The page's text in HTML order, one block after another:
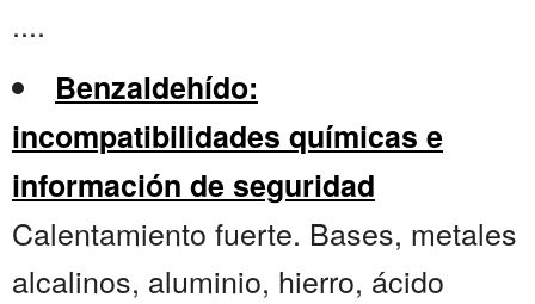
....
Benzaldehído:
incompatibilidades químicas e
información de seguridad
Calentamiento fuerte. Bases, metales
alcalinos, aluminio, hierro, ácido